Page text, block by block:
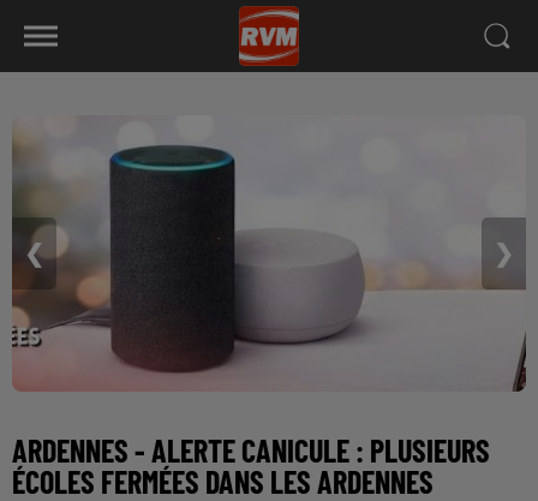
❮ ❯
ARDENNES - ALERTE CANICULE : PLUSIEURS
ÉCOLES FERMÉES DANS LES ARDENNES